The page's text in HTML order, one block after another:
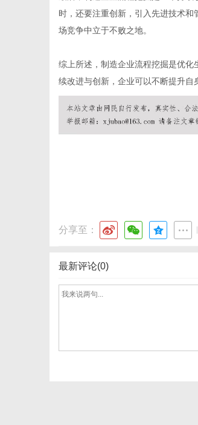
时，还要注重创新，引入先进技术
场竞争中立于不败之地。
综上所述，制造企业流程挖掘是优
续改进与创新，企业可以不断提升自
分享至：
最新评论(0)